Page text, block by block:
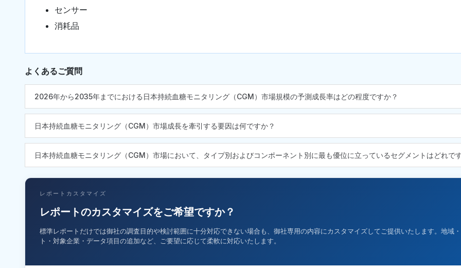
センサー
消耗品
よくあるご質問
2026年から2035年までにおける日本持続血糖モニタリング（CGM）市場規模の予測成長率はどの程度ですか？
日本持続血糖モニタリング（CGM）市場成長を牽引する要因は何ですか？
日本持続血糖モニタリング（CGM）市場において、タイプ別およびコンポーネント別に最も優位に立っているセグメントはどれで
レポートカスタマイズ
レポートのカスタマイズをご希望ですか？
標準レポートだけでは御社の調査目的や検討範囲に十分対応できない場合も、御社専用の内容にカスタマイズしてご提供いたします。地域
ト・対象企業・データ項目の追加など、ご要望に応じて柔軟に対応いたします。